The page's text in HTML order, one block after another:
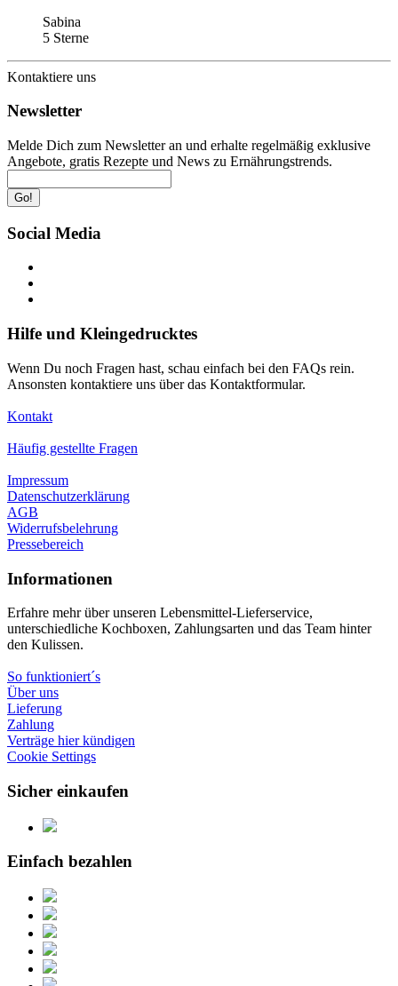
Sabina
5 Sterne
Kontaktiere uns
Newsletter
Melde Dich zum Newsletter an und erhalte regelmäßig exklusive
Angebote, gratis Rezepte und News zu Ernährungstrends.
Go!
Social Media
Hilfe und Kleingedrucktes
Wenn Du noch Fragen hast, schau einfach bei den FAQs rein.
Ansonsten kontaktiere uns über das Kontaktformular.
Kontakt
Häufig gestellte Fragen
Impressum
Datenschutzerklärung
AGB
Widerrufsbelehrung
Pressebereich
Informationen
Erfahre mehr über unseren Lebensmittel-Lieferservice,
unterschiedliche Kochboxen, Zahlungsarten und das Team hinter
den Kulissen.
So funktioniert´s
Über uns
Lieferung
Zahlung
Verträge hier kündigen
Cookie Settings
Sicher einkaufen
Einfach bezahlen